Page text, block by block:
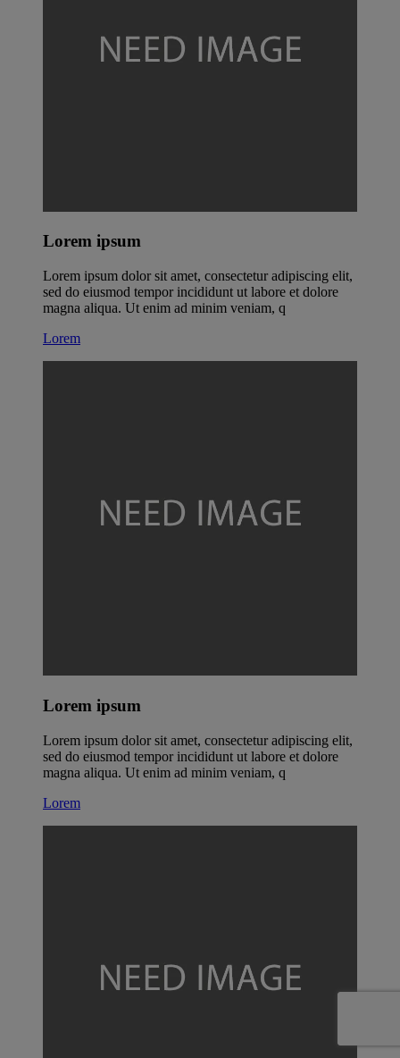
Lorem ipsum
Lorem ipsum dolor sit amet, consectetur adipiscing elit,
sed do eiusmod tempor incididunt ut labore et dolore
magna aliqua. Ut enim ad minim veniam, q
Lorem
Lorem ipsum
Lorem ipsum dolor sit amet, consectetur adipiscing elit,
sed do eiusmod tempor incididunt ut labore et dolore
magna aliqua. Ut enim ad minim veniam, q
Lorem